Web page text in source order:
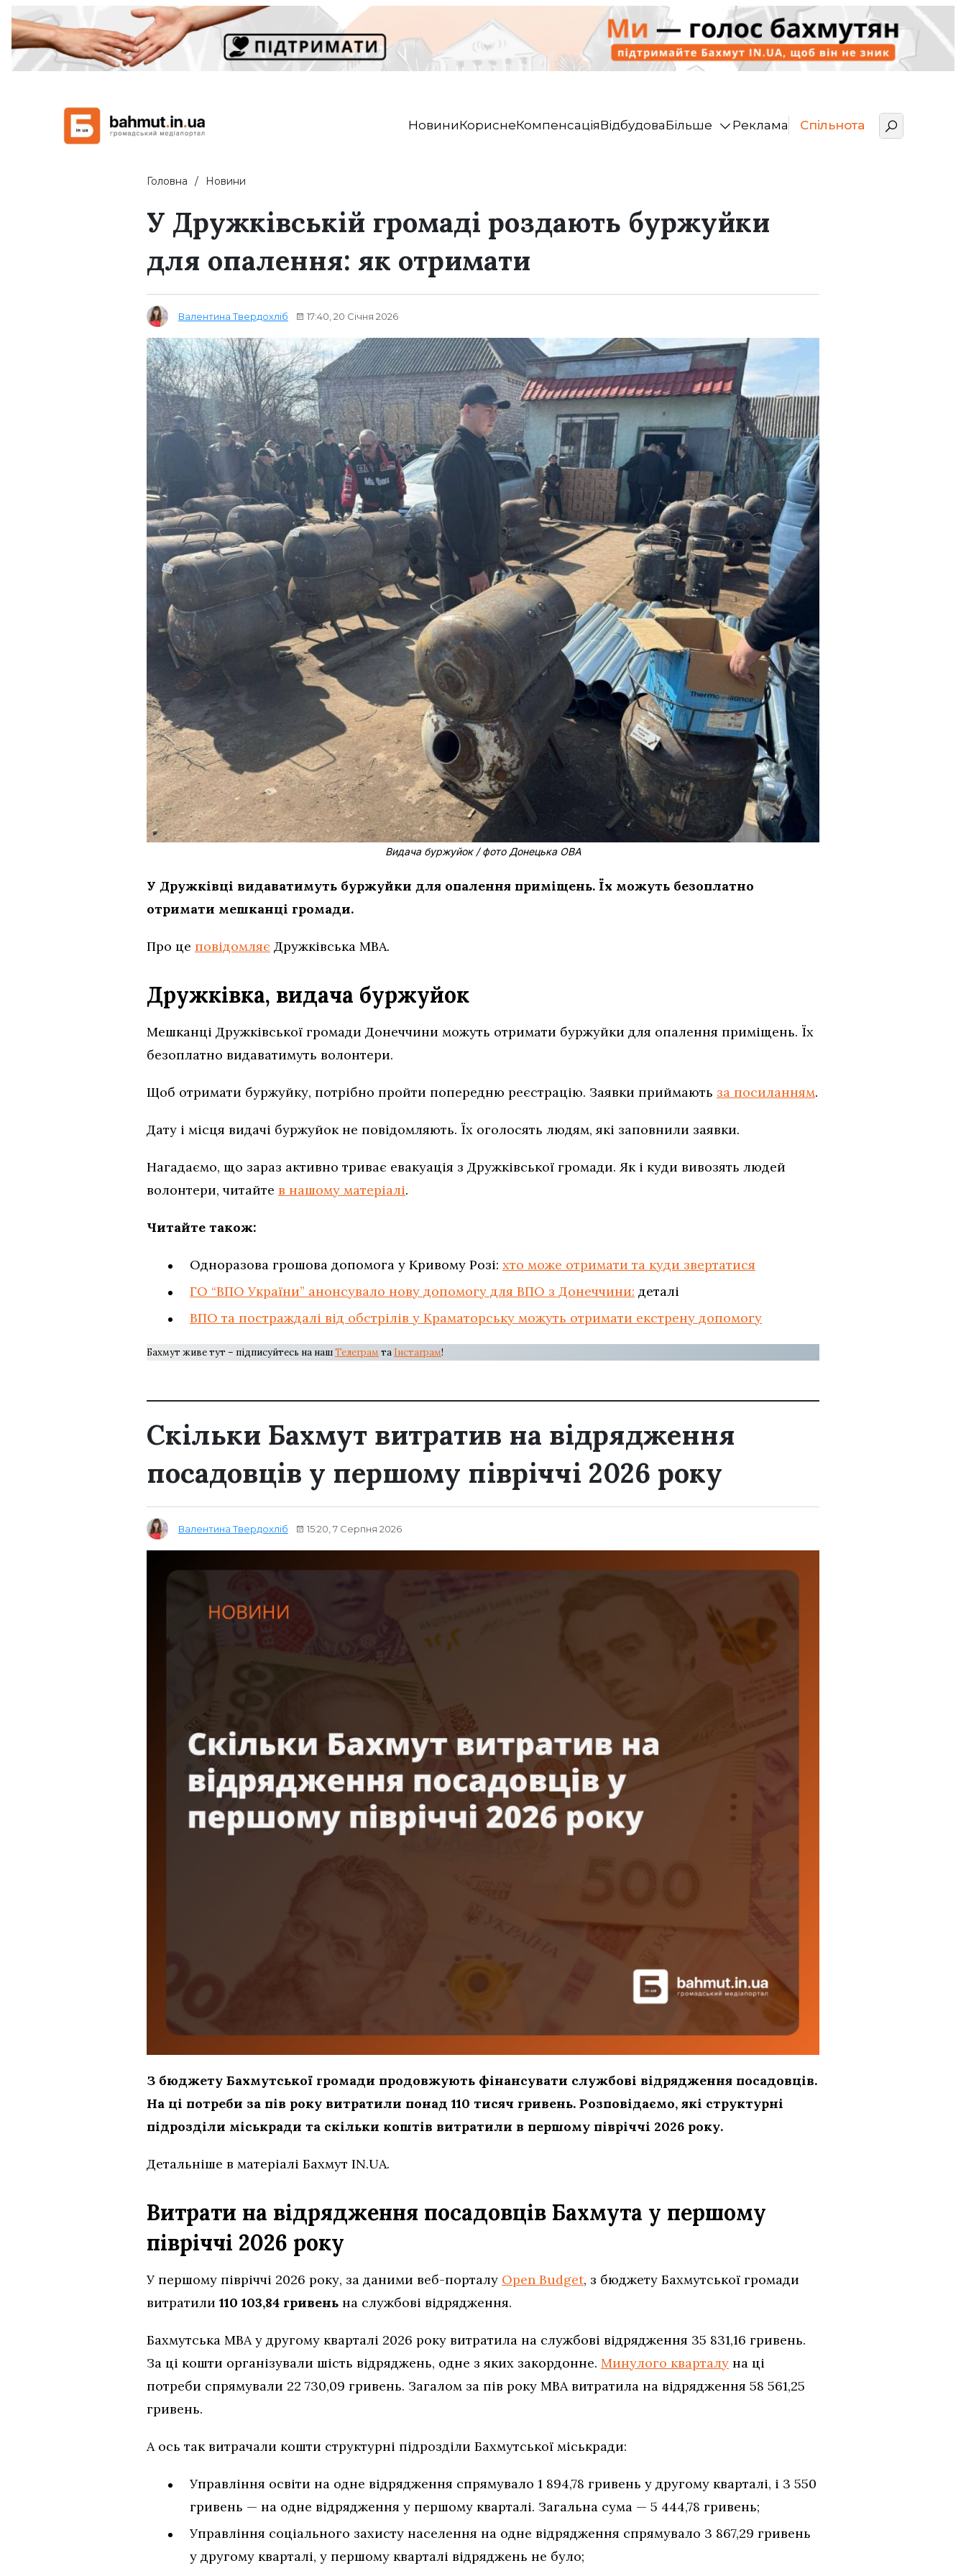
НовиниКориснеКомпенсаціяВідбудоваБільше Реклама Спільнота
Головна Новини
У Дружківській громаді роздають буржуйки
для опалення: як отримати
Валентина Твердохліб 17:40, 20 Січня 2026
Видача буржуйок / фото Донецька ОВА
У Дружківці видаватимуть буржуйки для опалення приміщень. Їх можуть безоплатно
отримати мешканці громади.
Про це повідомляє Дружківська МВА.
Дружківка, видача буржуйок
Мешканці Дружківської громади Донеччини можуть отримати буржуйки для опалення приміщень. Їх
безоплатно видаватимуть волонтери.
Щоб отримати буржуйку, потрібно пройти попередню реєстрацію. Заявки приймають за посиланням.
Дату і місця видачі буржуйок не повідомляють. Їх оголосять людям, які заповнили заявки.
Нагадаємо, що зараз активно триває евакуація з Дружківської громади. Як і куди вивозять людей
волонтери, читайте в нашому матеріалі.
Читайте також:
Одноразова грошова допомога у Кривому Розі: хто може отримати та куди звертатися
ГО “ВПО України” анонсувало нову допомогу для ВПО з Донеччини: деталі
ВПО та постраждалі від обстрілів у Краматорську можуть отримати екстрену допомогу
Бахмут живе тут – підписуйтесь на нашТелеграм та Інстаграм!
Скільки Бахмут витратив на відрядження
посадовців у першому півріччі 2026 року
Валентина Твердохліб 15:20, 7 Серпня 2026
З бюджету Бахмутської громади продовжують фінансувати службові відрядження посадовців.
На ці потреби за пів року витратили понад 110 тисяч гривень. Розповідаємо, які структурні
підрозділи міськради та скільки коштів витратили в першому півріччі 2026 року.
Детальніше в матеріалі Бахмут IN.UA.
Витрати на відрядження посадовців Бахмута у першому
півріччі 2026 року
У першому півріччі 2026 року, за даними веб-порталу Open Budget, з бюджету Бахмутської громади
витратили 110 103,84 гривень на службові відрядження.
Бахмутська МВА у другому кварталі 2026 року витратила на службові відрядження 35 831,16 гривень.
За ці кошти організували шість відряджень, одне з яких закордонне. Минулого кварталу на ці
потреби спрямували 22 730,09 гривень. Загалом за пів року МВА витратила на відрядження 58 561,25
гривень.
А ось так витрачали кошти структурні підрозділи Бахмутської міськради:
Управління освіти на одне відрядження спрямувало 1 894,78 гривень у другому кварталі, і 3 550
гривень — на одне відрядження у першому кварталі. Загальна сума — 5 444,78 гривень;
Управління соціального захисту населення на одне відрядження спрямувало 3 867,29 гривень
у другому кварталі, у першому кварталі відряджень не було;